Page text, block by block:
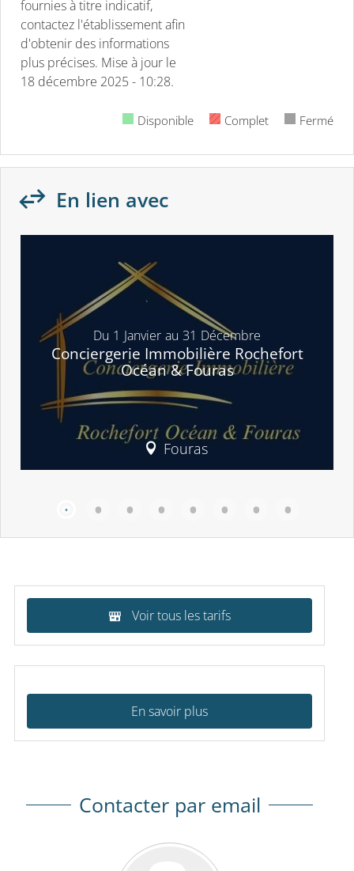
fournies à titre indicatif,
contactez l'établissement afin
d'obtenir des informations
plus précises. Mise à jour le
18 décembre 2025 - 10:28.
Disponible Complet Fermé
En lien avec
Du 1 Janvier au 31 Décembre
Conciergerie Immobilière Rochefort
Océan & Fouras
Fouras
Voir tous les tarifs
En savoir plus
Contacter par email